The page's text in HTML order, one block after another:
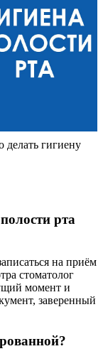
делать гигиену
рта
на приём
стоматолог
момент и
заверенный